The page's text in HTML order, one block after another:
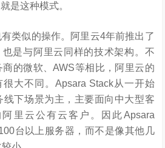
是这种模式。
类似的操作。阿里云4年前推出了
是与阿里云同样的技术架构。不
的微软、AWS等相比，阿里云的
大不同。Apsara Stack从一开始
线下场景为主，主要面向中大型客
里云公有云客户。因此Apsara
台以上服务器，而不是像其他几